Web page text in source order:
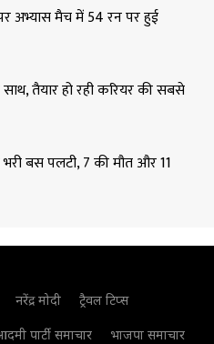
अभ्यास मैच में 54 रन पर हुई
तैयार हो रही करियर की सबसे
भरी बस पलटी, 7 की मौत और 11
नरेंद्र मोदी
ट्रैवल टिप्स
पार्टी समाचार
भाजपा समाचार